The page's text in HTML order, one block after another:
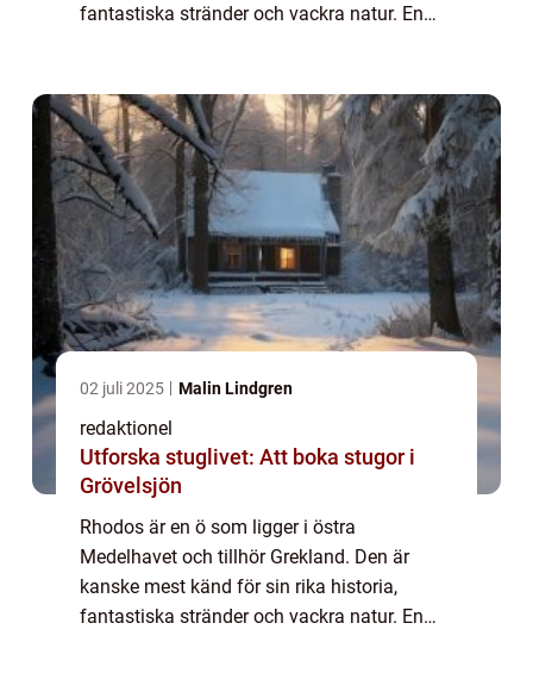
fantastiska stränder och vackra natur. En
gång. I de...
02 juli 2025 Malin Lindgren
redaktionel
Utforska stuglivet: Att boka stugor i
Grövelsjön
Rhodos är en ö som ligger i östra
Medelhavet och tillhör Grekland. Den är
kanske mest känd för sin rika historia,
fantastiska stränder och vackra natur. En